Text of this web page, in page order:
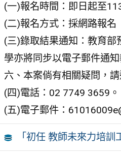
(一)報名時間：即日起至
(二)報名方式：採網路報
(三)錄取結果通知：教育
學亦將同步以電子郵件通
六、本案倘有相關疑問，
(四)電話：02 7749 3659。
(五)電子郵件：
「初任 教師未來力培訓